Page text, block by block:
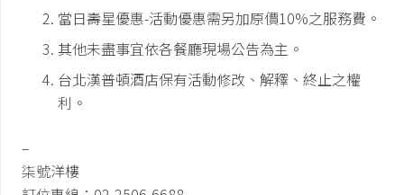
當日壽星優惠-活動優惠需另加原價10%之服務費。
其他未盡事宜依各餐廳現場公告為主。
台北漢普頓酒店保有活動修改、解釋、終止之權
利。
–
柒號洋樓